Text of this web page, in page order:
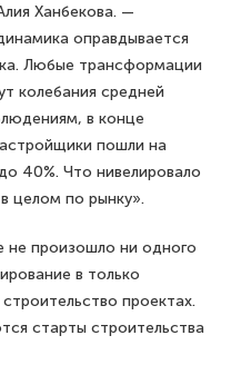
Ханбекова. —
оправдывается
Любые трансформации
колебания средней
в конце
пошли на
40%. Что нивелировало
целом по рынку».
не произошло ни одного
в только
проектах.
старты строительства